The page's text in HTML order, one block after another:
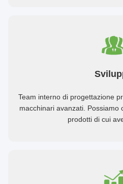
Team interno di progettazione
macchinari avanzati. Possiamo
prodotti di cui